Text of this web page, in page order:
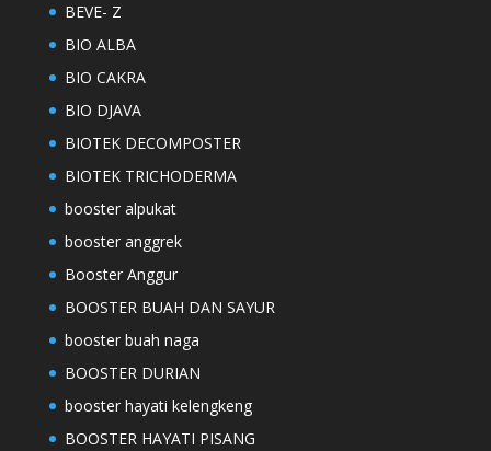
BEVE- Z
BIO ALBA
BIO CAKRA
BIO DJAVA
BIOTEK DECOMPOSTER
BIOTEK TRICHODERMA
booster alpukat
booster anggrek
Booster Anggur
BOOSTER BUAH DAN SAYUR
booster buah naga
BOOSTER DURIAN
booster hayati kelengkeng
BOOSTER HAYATI PISANG